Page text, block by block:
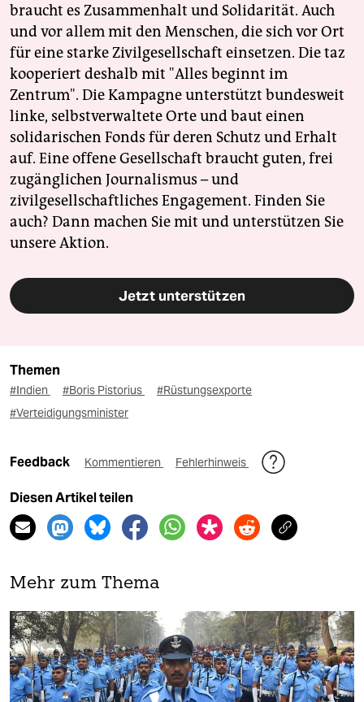
braucht es Zusammenhalt und Solidarität. Auch
und vor allem mit den Menschen, die sich vor Ort
für eine starke Zivilgesellschaft einsetzen. Die taz
kooperiert deshalb mit "Alles beginnt im
Zentrum". Die Kampagne unterstützt bundesweit
linke, selbstverwaltete Orte und baut einen
solidarischen Fonds für deren Schutz und Erhalt
auf. Eine offene Gesellschaft braucht guten, frei
zugänglichen Journalismus – und
zivilgesellschaftliches Engagement. Finden Sie
auch? Dann machen Sie mit und unterstützen Sie
unsere Aktion.
Jetzt unterstützen
Themen
#Indien #Boris Pistorius
#Rüstungsexporte
#Verteidigungsminister
Feedback Kommentieren Fehlerhinweis
Diesen Artikel teilen
Mehr zum Thema